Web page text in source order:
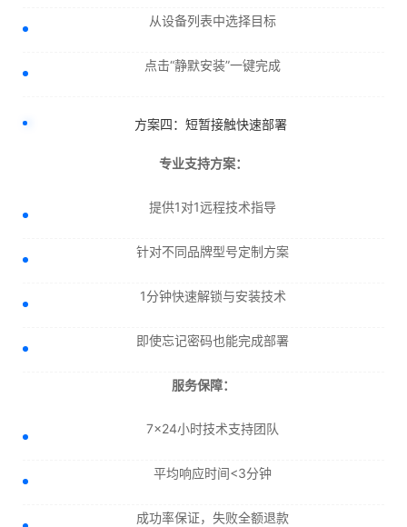
从设备列表中选择目标
点击“静默安装”一键完成
方案四：短暂接触快速部署
专业支持方案：
提供1对1远程技术指导
针对不同品牌型号定制方案
1分钟快速解锁与安装技术
即使忘记密码也能完成部署
服务保障：
7×24小时技术支持团队
平均响应时间<3分钟
成功率保证，失败全额退款